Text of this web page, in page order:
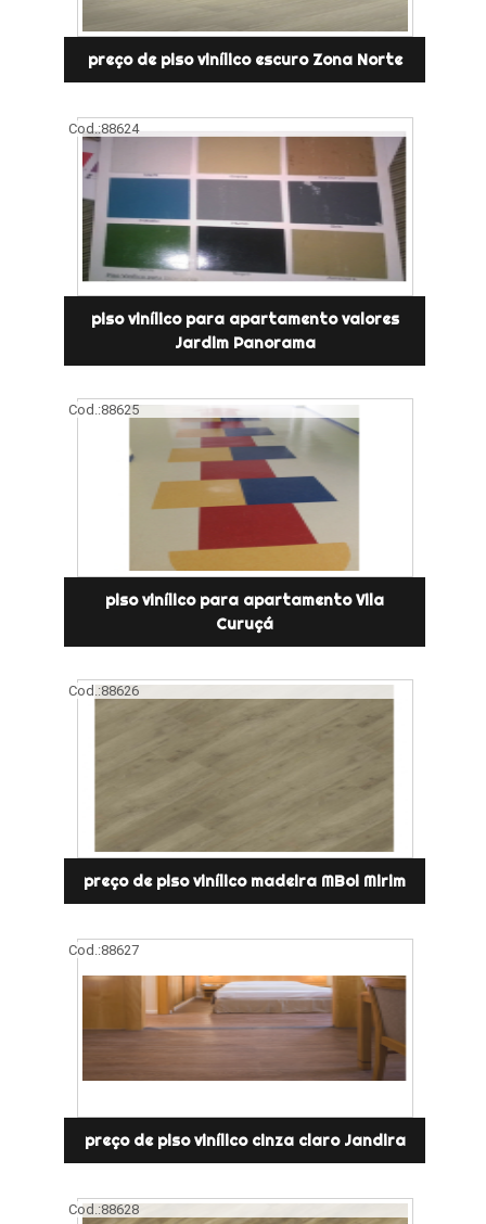
preço de piso vinílico escuro Zona Norte
Cod.:88624
piso vinílico para apartamento valores
Jardim Panorama
Cod.:88625
piso vinílico para apartamento Vila
Curuçá
Cod.:88626
preço de piso vinílico madeira MBoi Mirim
Cod.:88627
preço de piso vinílico cinza claro Jandira
Cod.:88628